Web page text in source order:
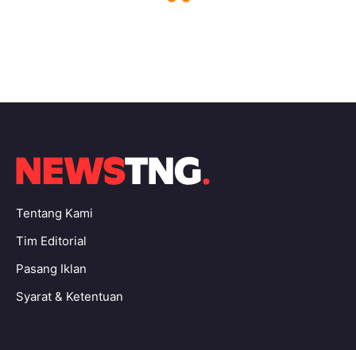
Tentang Kami
Tim Editorial
Pasang Iklan
Syarat & Ketentuan